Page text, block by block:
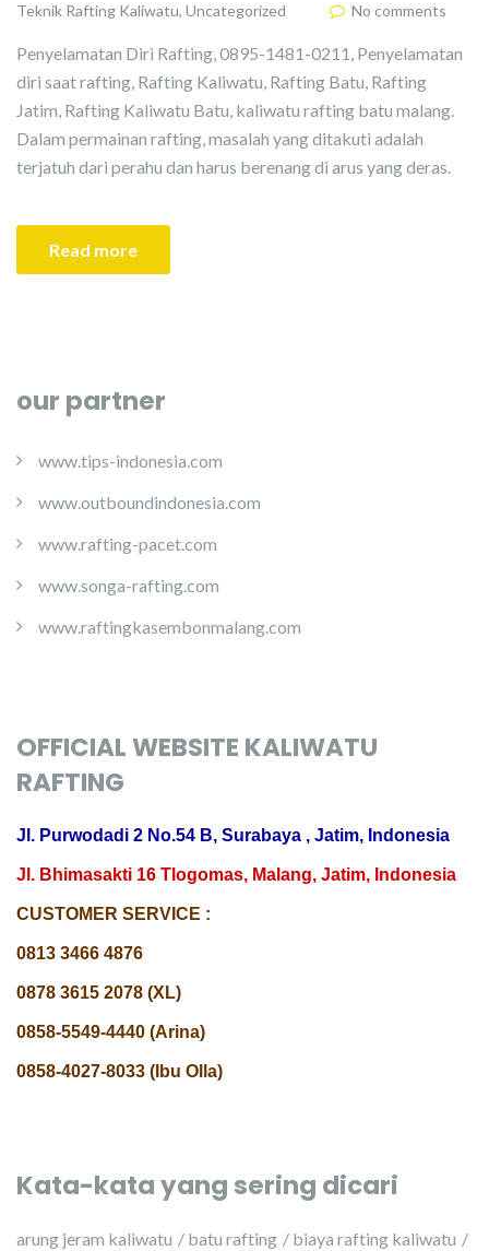
Teknik Rafting Kaliwatu, Uncategorized No comments
Penyelamatan Diri Rafting, 0895-1481-0211, Penyelamatan
diri saat rafting, Rafting Kaliwatu, Rafting Batu, Rafting
Jatim, Rafting Kaliwatu Batu, kaliwatu rafting batu malang.
Dalam permainan rafting, masalah yang ditakuti adalah
terjatuh dari perahu dan harus berenang di arus yang deras.
Read more
our partner
www.tips-indonesia.com
www.outboundindonesia.com
www.rafting-pacet.com
www.songa-rafting.com
www.raftingkasembonmalang.com
OFFICIAL WEBSITE KALIWATU
RAFTING
Jl. Purwodadi 2 No.54 B, Surabaya , Jatim, Indonesia
Jl. Bhimasakti 16 Tlogomas, Malang, Jatim, Indonesia
CUSTOMER SERVICE :
0813 3466 4876
0878 3615 2078 (XL)
0858-5549-4440 (Arina)
0858-4027-8033 (Ibu Olla)
Kata-kata yang sering dicari
arung jeram kaliwatu batu rafting
biaya rafting kaliwatu